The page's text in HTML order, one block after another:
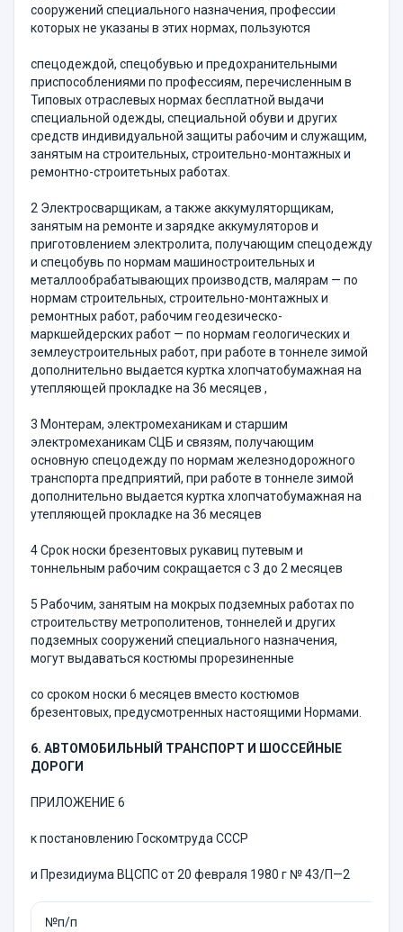
сооружений специального на­значения, профессии
которых не указаны в этих нормах, пользуются
спецодеждой, спецобувью и предохранительными
приспособлениями по профессиям, перечисленным в
Типовых отраслевых нормах бесплатной выдачи
специальной одежды, специальной обуви и других
средств индивидуальной защиты рабочим и служащим,
занятым на строи­тельных, строительно-монтажных и
ремонтно-строитетьных работах.
2 Электросварщикам, а также аккумуляторщикам,
занятым на ре­монте и зарядке аккумуляторов и
приготовлением электролита, полу­чающим спецодежду
и спецобувь по нормам машиностроительных и
металлообрабатывающих производств, малярам — по
нормам строи­тельных, строительно-монтажных и
ремонтных работ, рабочим геодезическо-
маркшейдерских работ — по нормам геологических и
земле­устроительных работ, при работе в тоннеле зимой
дополнительно вы­дается куртка хлопчатобумажная на
утепляющей прокладке на 36 ме­сяцев ,
3 Монтерам, электромеханикам и старшим
электромеханикам СЦБ и связям, получающим
основную спецодежду по нормам железнодорожного
транспорта предприятий, при работе в тоннеле зимой
дополнительно выдается куртка хлопчатобумажная на
утепляющей прокладке на 36 месяцев
4 Срок носки брезентовых рукавиц путевым и
тоннельным рабочим сокращается с 3 до 2 месяцев
5 Рабочим, занятым на мокрых подземных работах по
строи­тельству метрополитенов, тоннелей и других
подземных сооружений специального назначения,
могут выдаваться костюмы прорезиненные
со сроком носки 6 месяцев вместо костюмов
брезентовых, предусмот­ренных настоящими Нормами.
6. АВТОМОБИЛЬНЫЙ ТРАНСПОРТ И ШОССЕЙНЫЕ
ДОРОГИ
ПРИЛОЖЕНИЕ 6
к постановлению Госкомтруда СССР
и Президиума ВЦСПС от 20 февраля 1980 г № 43/П—2
№п/п